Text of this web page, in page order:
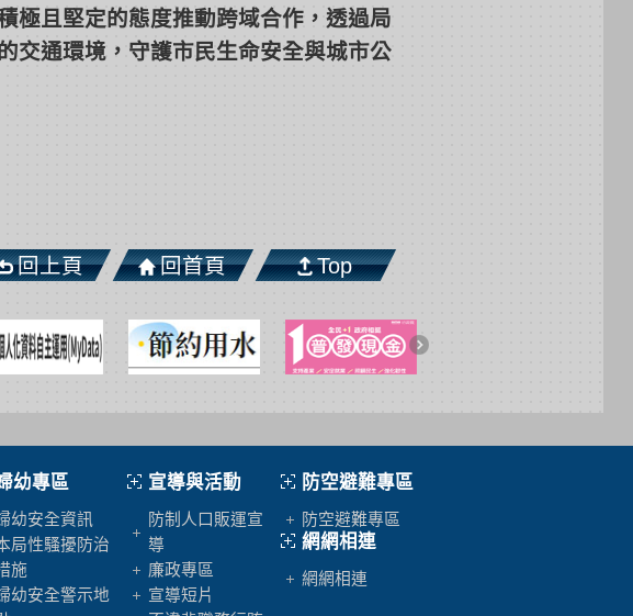
極且堅定的態度推動跨域合作，透過局
交通環境，守護市民生命安全與城市公
回上頁 回首頁 Top
幼專區
幼安全資訊
局性騷擾防治
施
幼安全警示地
宣導與活動
防制人口販運宣
導
廉政專區
宣導短片
防空避難專區
防空避難專區
網網相連
網網相連